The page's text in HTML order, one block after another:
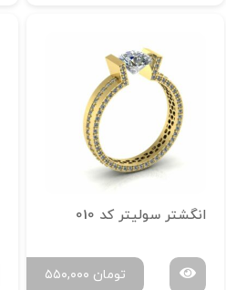
انگشتر سولیتر کد 010
۵۵۰,۰۰۰ تومان